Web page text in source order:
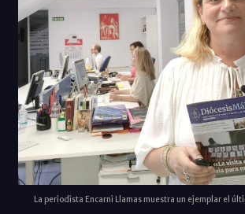
La periodista Encarni Llamas muestra un ejemplar el